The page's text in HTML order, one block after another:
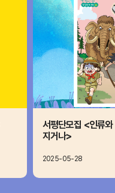
서평단모집 <인류
지거나>
2025-05-28